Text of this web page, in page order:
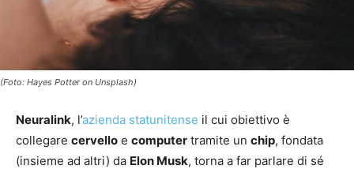
(Foto: Hayes Potter on Unsplash)
Neuralink, l’azienda statunitense il cui obiettivo è
collegare cervello e computer tramite un chip, fondata
(insieme ad altri) da Elon Musk, torna a far parlare di sé